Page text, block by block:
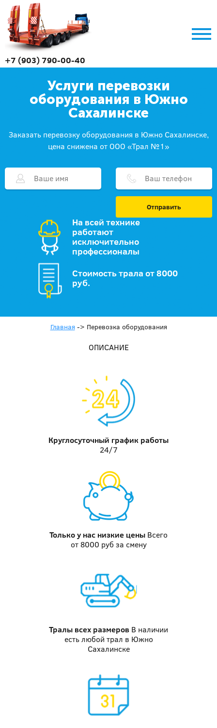
+7 (903) 790-00-40
Услуги перевозки
оборудования в Южно
Сахалинске
Заказать перевозку оборудования в Южно Сахалинске,
цена снижена от ООО «Трал №1»
Отправить
На всей технике
работают
исключительно
профессионалы
Стоимость трала от 8000
руб.
Главная -> Перевозка оборудования
ОПИСАНИЕ
Круглосуточный график работы
24/7
Только у нас низкие цены Всего
от 8000 руб за смену
Тралы всех размеров В наличии
есть любой трал в Южно
Сахалинске